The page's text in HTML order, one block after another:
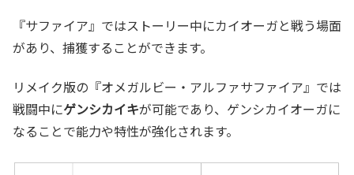
『サファイア』ではストーリー中にカイオーガと戦う場面
があり、捕獲することができます。
リメイク版の『オメガルビー・アルファサファイア』では
戦闘中にゲンシカイキが可能であり、ゲンシカイオーガに
なることで能力や特性が強化されます。